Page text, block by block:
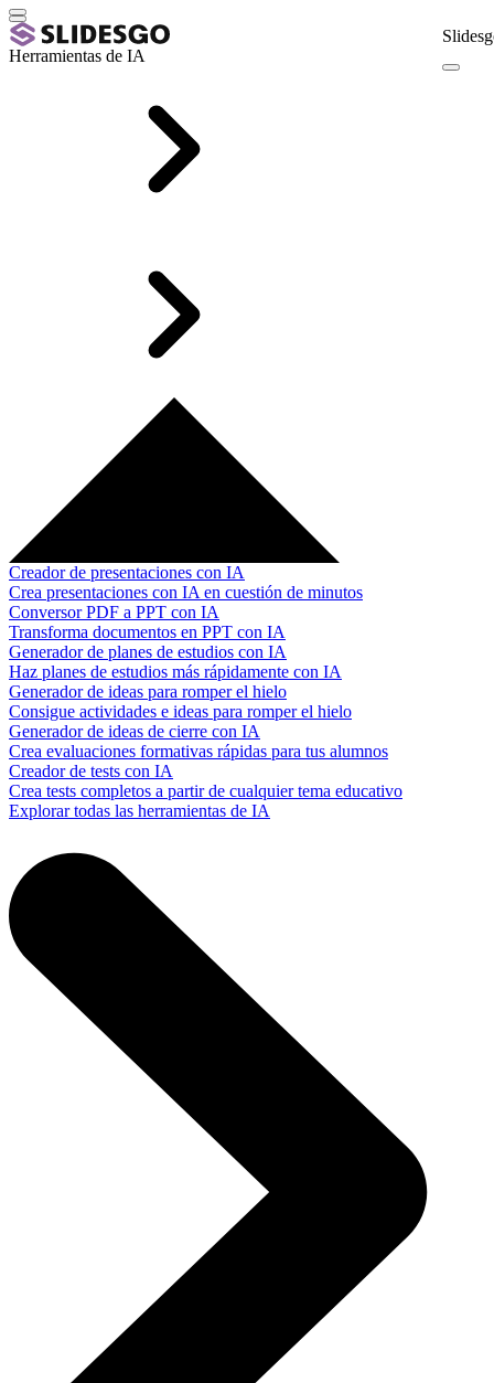
Herramientas de IA
Creador de presentaciones con IA
Crea presentaciones con IA en cuestión de minutos
Conversor PDF a PPT con IA
Transforma documentos en PPT con IA
Generador de planes de estudios con IA
Haz planes de estudios más rápidamente con IA
Generador de ideas para romper el hielo
Consigue actividades e ideas para romper el hielo
Generador de ideas de cierre con IA
Crea evaluaciones formativas rápidas para tus alumnos
Creador de tests con IA
Crea tests completos a partir de cualquier tema educativo
Explorar todas las herramientas de IA